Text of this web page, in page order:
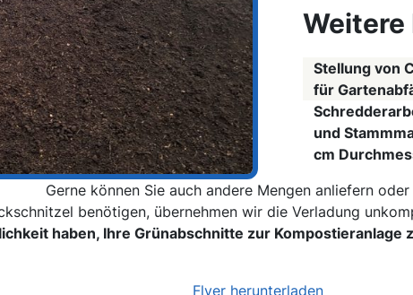
Stellung von
für
und
cm
Gerne können Sie auch andere Mengen anliefern oder
benötigen, übernehmen wir die Verladung
haben, Ihre Grünabschnitte zur Kompostieranlage
Flyer herunterladen